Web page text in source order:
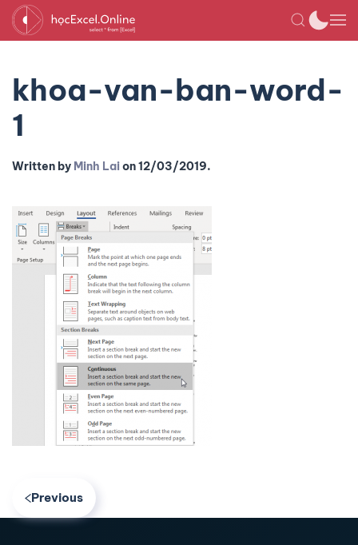
khoa-van-ban-word-
1
Written by Minh Laion12/03/2019.
Previous